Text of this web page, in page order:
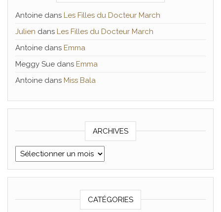
Antoine dans Les Filles du Docteur March
Julien dans Les Filles du Docteur March
Antoine dans Emma
Meggy Sue dans Emma
Antoine dans Miss Bala
ARCHIVES
Archives
CATÉGORIES